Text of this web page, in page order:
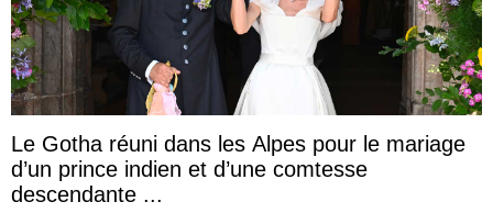
Le Gotha réuni dans les Alpes pour le mariage
d’un prince indien et d’une comtesse
descendante ...